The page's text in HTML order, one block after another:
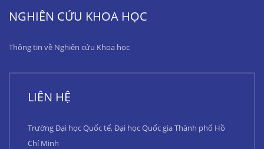
NGHIÊN CỨU KHOA HỌC
Thông tin về Nghiên cứu Khoa học
LIÊN HỆ
Trường Đại học Quốc tế, Đại học Quốc gia Thành phố Hồ
Chí Minh